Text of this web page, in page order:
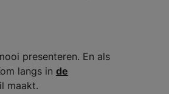
presenteren. En als
langs in de
maakt.